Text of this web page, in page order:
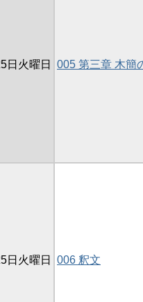
日火曜日 005 第三章 木簡
日火曜日 006 釈文